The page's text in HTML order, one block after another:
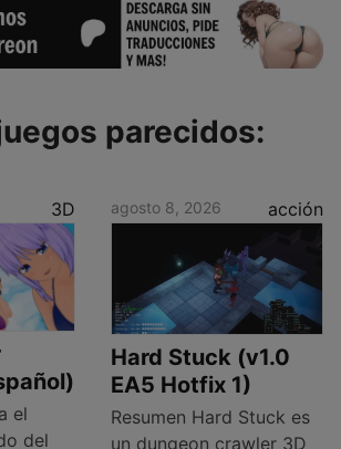
parecidos:
3D
el
del
agosto 8, 2026 acción
Hard Stuck (v1.0
EA5 Hotfix 1)
Resumen Hard Stuck es
un dungeon crawler 3D